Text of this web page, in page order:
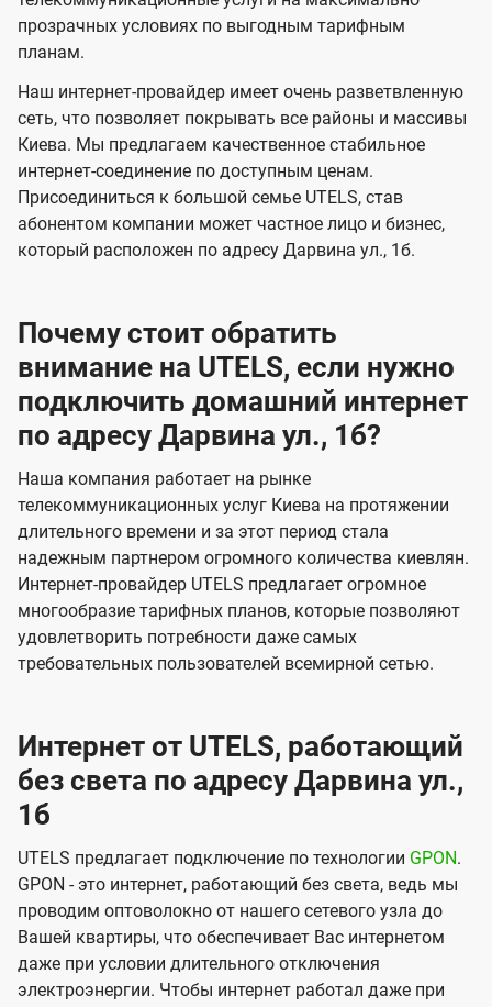
s
и
д
н
и
я
и
д
н
и
я
прозрачных условиях по выгодным тарифным
планам.
Наш интернет-провайдер имеет очень разветвленную
сеть, что позволяет покрывать все районы и массивы
Киева. Мы предлагаем качественное стабильное
интернет-соединение по доступным ценам.
Присоединиться к большой семье UTELS, став
абонентом компании может частное лицо и бизнес,
который расположен по адресу Дарвина ул., 1б.
Почему стоит обратить
внимание на UTELS, если нужно
подключить домашний интернет
по адресу Дарвина ул., 1б?
Наша компания работает на рынке
телекоммуникационных услуг Киева на протяжении
длительного времени и за этот период стала
надежным партнером огромного количества киевлян.
Интернет-провайдер UTELS предлагает огромное
многообразие тарифных планов, которые позволяют
удовлетворить потребности даже самых
требовательных пользователей всемирной сетью.
Интернет от UTELS, работающий
без света по адресу Дарвина ул.,
1б
UTELS предлагает подключение по технологии GPON.
GPON - это интернет, работающий без света, ведь мы
проводим оптоволокно от нашего сетевого узла до
Вашей квартиры, что обеспечивает Вас интернетом
даже при условии длительного отключения
электроэнергии. Чтобы интернет работал даже при